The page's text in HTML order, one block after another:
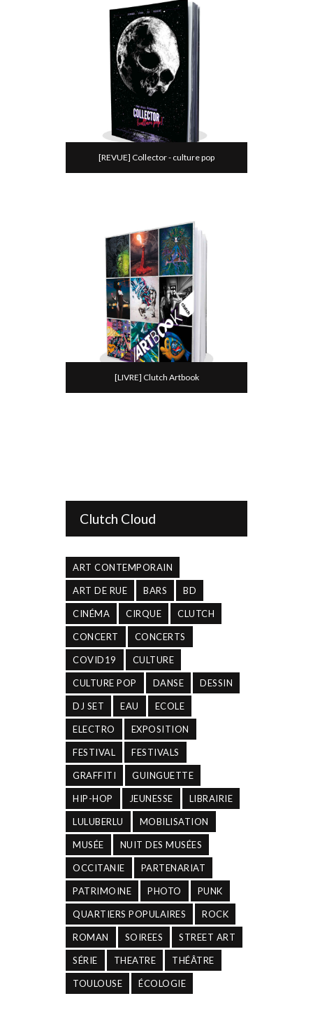
[REVUE] Collector - culture pop
[LIVRE] Clutch Artbook
Clutch Cloud
ART CONTEMPORAIN
ART DE RUE BARS BD
CINÉMA CIRQUE CLUTCH
CONCERT CONCERTS
COVID19 CULTURE
CULTURE POP DANSE DESSIN
DJ SET EAU ECOLE
ELECTRO EXPOSITION
FESTIVAL FESTIVALS
GRAFFITI GUINGUETTE
HIP-HOP JEUNESSE LIBRAIRIE
LULUBERLU MOBILISATION
MUSÉE NUIT DES MUSÉES
OCCITANIE PARTENARIAT
PATRIMOINE PHOTO PUNK
QUARTIERS POPULAIRES ROCK
ROMAN SOIREES STREET ART
SÉRIE THEATRE THÉÂTRE
TOULOUSE ÉCOLOGIE